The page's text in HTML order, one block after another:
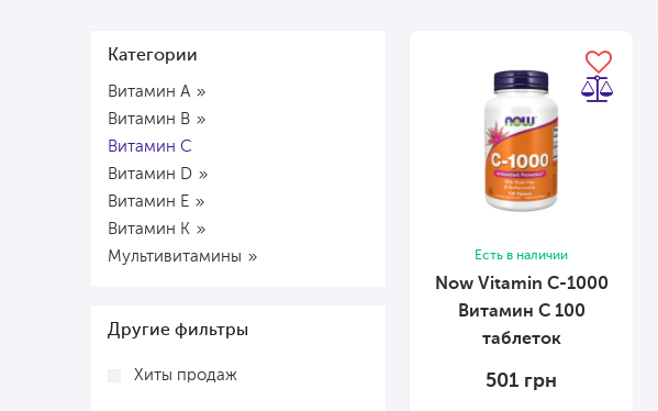
Категории
Витамин А
Витамин В
Витамин C
Витамин D
Витамин Е
Витамин К
Мультивитамины
Другие фильтры
Хиты продаж
Есть в наличии
Now Vitamin C-1000
Витамин С 100
таблеток
501 грн